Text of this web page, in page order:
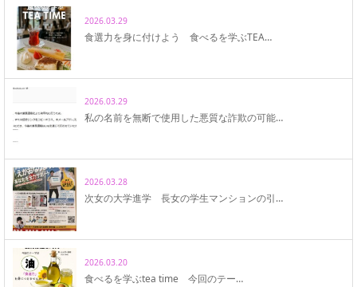
2026.03.29
食選力を身に付けよう 食べるを学ぶTEA…
2026.03.29
私の名前を無断で使用した悪質な詐欺の可能…
2026.03.28
次女の大学進学 長女の学生マンションの引…
2026.03.20
食べるを学ぶtea time 今回のテー…